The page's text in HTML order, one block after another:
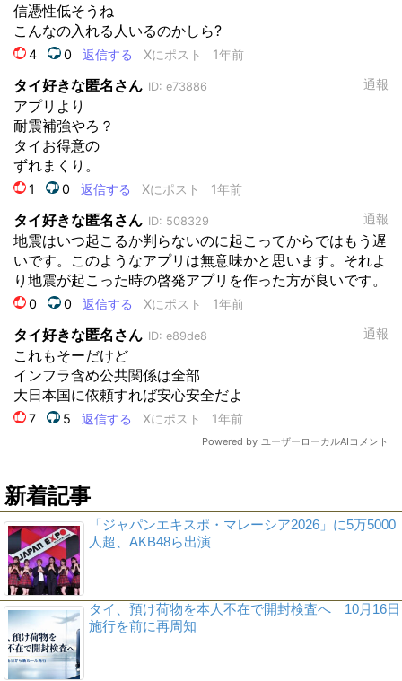
新着記事
「ジャパンエキスポ・マレーシア2026」に5万5000
人超、AKB48ら出演
タイ、預け荷物を本人不在で開封検査へ 10月16日
施行を前に再周知